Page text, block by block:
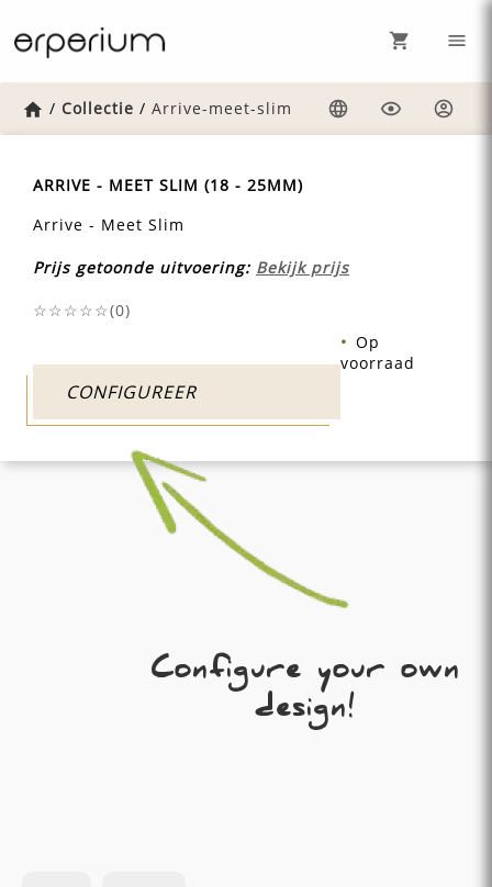
Home
/ Collectie / Arrive-meet-slim
ARRIVE - MEET SLIM (18 - 25MM)
Arrive - Meet Slim
Prijs getoonde uitvoering: Bekijk prijs
☆☆☆☆☆(0)
CONFIGUREER
Op
voorraad
Configure your own
design!